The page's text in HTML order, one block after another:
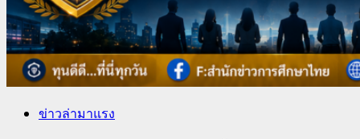
ข่าวล่ามาแรง